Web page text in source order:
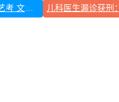
多专业取消艺考 文化工作者要有文化